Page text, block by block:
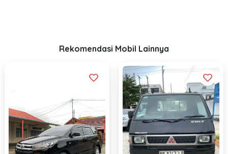
Rekomendasi Mobil Lainnya